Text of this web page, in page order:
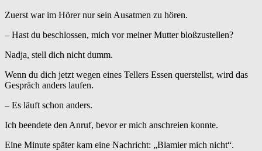
Zuerst war im Hörer nur sein Ausatmen zu hören.
– Hast du beschlossen, mich vor meiner Mutter bloßzustellen?
Nadja, stell dich nicht dumm.
Wenn du dich jetzt wegen eines Tellers Essen querstellst, wird das
Gespräch anders laufen.
– Es läuft schon anders.
Ich beendete den Anruf, bevor er mich anschreien konnte.
Eine Minute später kam eine Nachricht: „Blamier mich nicht“.